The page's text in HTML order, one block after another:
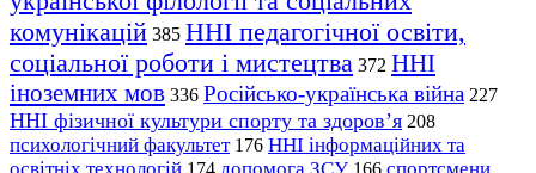
комунікацій 385 ННІ педагогічної освіти,
соціальної роботи і мистецтва 372 ННІ
іноземних мов 336 Російсько-українська війна 227
ННІ фізичної культури спорту та здоров’я 208
психологічний факультет 176 ННІ інформаційних та
174 166